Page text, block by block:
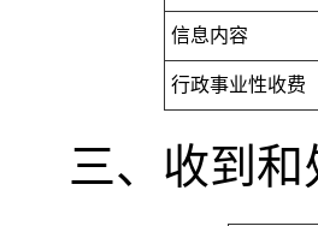
信息内容
行政事业性收费
三、收到